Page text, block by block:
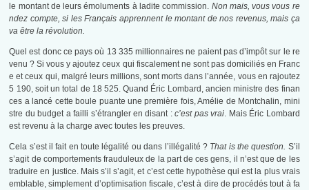
le montant de leurs émoluments à ladite commission. Non mais, vous vous re
ndez compte, si les Français apprennent le montant de nos revenus, mais ça
va être la révolution.
Quel est donc ce pays où 13 335 millionnaires ne paient pas d’impôt sur le re
venu ? Si vous y ajoutez ceux qui fiscalement ne sont pas domiciliés en Franc
e et ceux qui, malgré leurs millions, sont morts dans l’année, vous en rajoutez
5 190, soit un total de 18 525. Quand Éric Lombard, ancien ministre des finan
ces a lancé cette boule puante une première fois, Amélie de Montchalin, mini
stre du budget a failli s’étrangler en disant :c’est pas vrai. Mais Éric Lombard
est revenu à la charge avec toutes les preuves.
Cela s’est il fait en toute légalité ou dans l’illégalité ?That is the question. S’il
s’agit de comportements frauduleux de la part de ces gens, il n’est que de les
traduire en justice. Mais s’il s’agit, et c’est cette hypothèse qui est la plus vrais
emblable, simplement d’optimisation fiscale, c’est à dire de procédés tout à fa